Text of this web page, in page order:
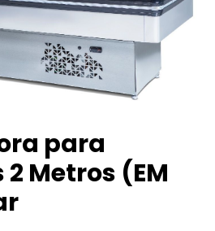
para
Metros (EM